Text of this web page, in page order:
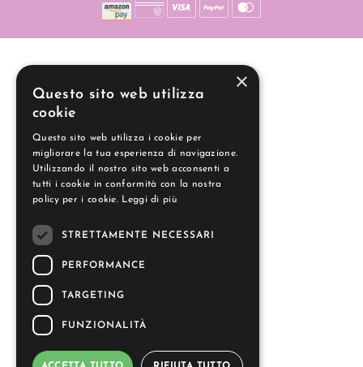
×
Questo sito web utilizza
cookie
Questo sito web utilizza i cookie per
migliorare la tua esperienza di navigazione.
Utilizzando il nostro sito web acconsenti a
tutti i cookie in conformità con la nostra
policy per i cookie. Leggi di più
STRETTAMENTE NECESSARI
PERFORMANCE
TARGETING
FUNZIONALITÀ